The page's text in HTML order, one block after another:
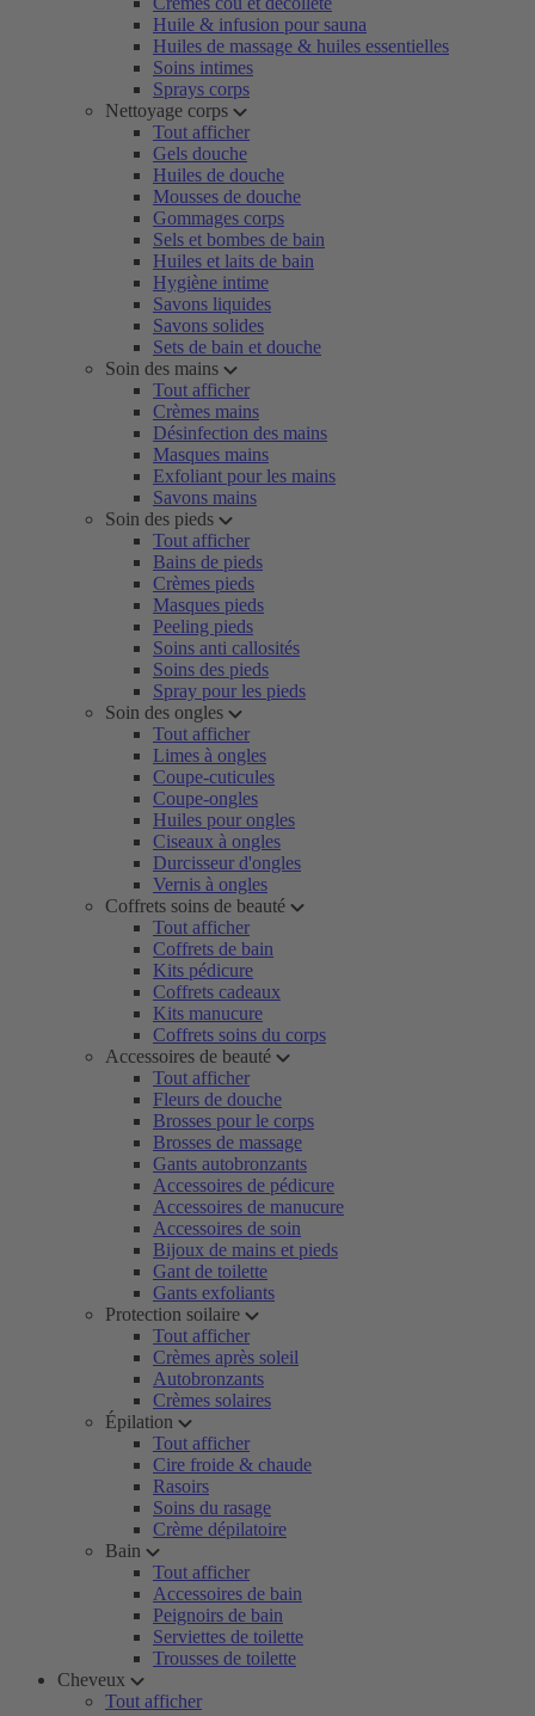
Huile & infusion pour sauna
Huiles de massage & huiles essentielles
Soins intimes
Sprays corps
Nettoyage corps
Tout afficher
Gels douche
Huiles de douche
Mousses de douche
Gommages corps
Sels et bombes de bain
Huiles et laits de bain
Hygiène intime
Savons liquides
Savons solides
Sets de bain et douche
Soin des mains
Tout afficher
Crèmes mains
Désinfection des mains
Masques mains
Exfoliant pour les mains
Savons mains
Soin des pieds
Tout afficher
Bains de pieds
Crèmes pieds
Masques pieds
Peeling pieds
Soins anti callosités
Soins des pieds
Spray pour les pieds
Soin des ongles
Tout afficher
Limes à ongles
Coupe-cuticules
Coupe-ongles
Huiles pour ongles
Ciseaux à ongles
Durcisseur d'ongles
Vernis à ongles
Coffrets soins de beauté
Tout afficher
Coffrets de bain
Kits pédicure
Coffrets cadeaux
Kits manucure
Coffrets soins du corps
Accessoires de beauté
Tout afficher
Fleurs de douche
Brosses pour le corps
Brosses de massage
Gants autobronzants
Accessoires de pédicure
Accessoires de manucure
Accessoires de soin
Bijoux de mains et pieds
Gant de toilette
Gants exfoliants
Protection soilaire
Tout afficher
Crèmes après soleil
Autobronzants
Crèmes solaires
Épilation
Tout afficher
Cire froide & chaude
Rasoirs
Soins du rasage
Crème dépilatoire
Bain
Tout afficher
Accessoires de bain
Peignoirs de bain
Serviettes de toilette
Trousses de toilette
Cheveux
Tout afficher